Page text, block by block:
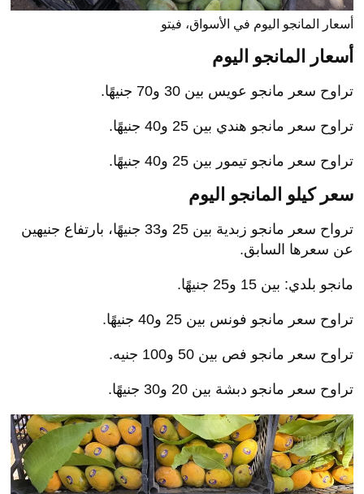
أسعار المانجو اليوم في الأسواق، فيتو
أسعار المانجو اليوم
تراوح سعر مانجو عويس بين 30 و70 جنيهًا.
تراوح سعر مانجو هندي بين 25 و40 جنيهًا.
تراوح سعر مانجو تيمور بين 25 و40 جنيهًا.
سعر كيلو المانجو اليوم
ترواح سعر مانجو زبدية بين 25 و33 جنيهًا، بارتفاع جنيهين
عن سعرها السابق.
مانجو بلدي: بين 15 و25 جنيهًا.
تراوح سعر مانجو فونس بين 25 و40 جنيهًا.
تراوح سعر مانجو فص بين 50 و100 جنيه.
تراوح سعر مانجو دبشة بين 20 و30 جنيهًا.